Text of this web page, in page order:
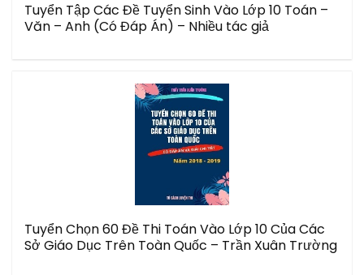
Tuyển Tập Các Đề Tuyển Sinh Vào Lớp 10 Toán –
Văn – Anh (Có Đáp Án) – Nhiều tác giả
Tuyển Chọn 60 Đề Thi Toán Vào Lớp 10 Của Các
Sở Giáo Dục Trên Toàn Quốc – Trần Xuân Trường